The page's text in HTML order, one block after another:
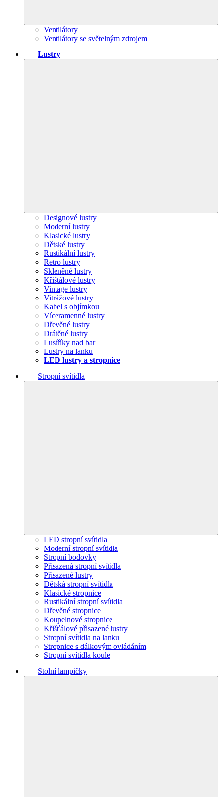
Ventilátory
Ventilátory se světelným zdrojem
Lustry
Designové lustry
Moderní lustry
Klasické lustry
Dětské lustry
Rustikální lustry
Retro lustry
Skleněné lustry
Křištálové lustry
Vintage lustry
Vitrážové lustry
Kabel s objímkou
Víceramenné lustry
Dřevěné lustry
Drátěné lustry
Lustříky nad bar
Lustry na lanku
LED lustry a stropnice
Stropní svítidla
LED stropní svítidla
Moderní stropní svítidla
Stropní bodovky
Přisazená stropní svítidla
Přisazené lustry
Dětská stropní svítidla
Klasické stropnice
Rustikální stropní svítidla
Dřevěné stropnice
Koupelnové stropnice
Křišťálové přisazené lustry
Stropní svítidla na lanku
Stropnice s dálkovým ovládáním
Stropní svítidla koule
Stolní lampičky